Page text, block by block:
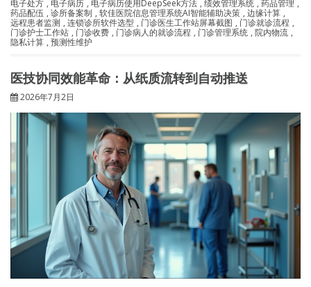
电子处方 , 电子病历 , 电子病历使用DeepSeek方法 , 绩效管理系统 , 药品管理 ,
药品配伍 , 诊所备案制 , 软佳医院信息管理系统AI智能辅助决策 , 边缘计算 ,
远程患者监测 , 连锁诊所软件选型 , 门诊医生工作站屏幕截图 , 门诊就诊流程 ,
门诊护士工作站 , 门诊收费 , 门诊病人的就诊流程 , 门诊管理系统 , 院内物流 ,
隐私计算 , 预测性维护
医技协同效能革命：从纸质流转到自动推送
2026年7月2日